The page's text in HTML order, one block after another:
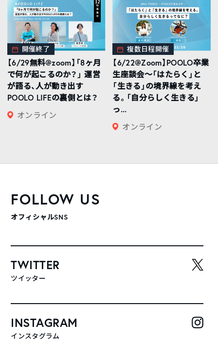
開催終了
【6/29無料@zoom】「8ヶ月
で何が起こるのか？」 運営
が語る、人が動き出す
POOLO LIFEの裏側とは？
オンライン
複数日程開催
【6/22@Zoom】POOLO卒業
生座談会〜「はたらく」と
「生きる」の境界線を考え
る。「自分らしく生きる」
っ...
オンライン
FOLLOW US
オフィシャルSNS
TWITTER
ツイッター
INSTAGRAM
インスタグラム